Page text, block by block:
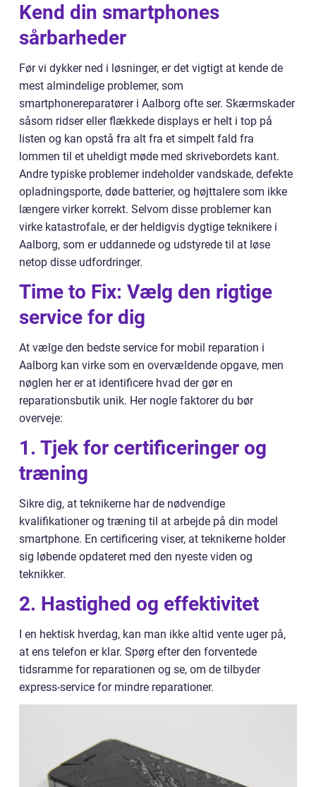
Kend din smartphones
sårbarheder
Før vi dykker ned i løsninger, er det vigtigt at kende de
mest almindelige problemer, som
smartphonereparatører i Aalborg ofte ser. Skærmskader
såsom ridser eller flækkede displays er helt i top på
listen og kan opstå fra alt fra et simpelt fald fra
lommen til et uheldigt møde med skrivebordets kant.
Andre typiske problemer indeholder vandskade, defekte
opladningsporte, døde batterier, og højttalere som ikke
længere virker korrekt. Selvom disse problemer kan
virke katastrofale, er der heldigvis dygtige teknikere i
Aalborg, som er uddannede og udstyrede til at løse
netop disse udfordringer.
Time to Fix: Vælg den rigtige
service for dig
At vælge den bedste service for mobil reparation i
Aalborg kan virke som en overvældende opgave, men
nøglen her er at identificere hvad der gør en
reparationsbutik unik. Her nogle faktorer du bør
overveje:
1. Tjek for certificeringer og
træning
Sikre dig, at teknikerne har de nødvendige
kvalifikationer og træning til at arbejde på din model
smartphone. En certificering viser, at teknikerne holder
sig løbende opdateret med den nyeste viden og
teknikker.
2. Hastighed og effektivitet
I en hektisk hverdag, kan man ikke altid vente uger på,
at ens telefon er klar. Spørg efter den forventede
tidsramme for reparationen og se, om de tilbyder
express-service for mindre reparationer.